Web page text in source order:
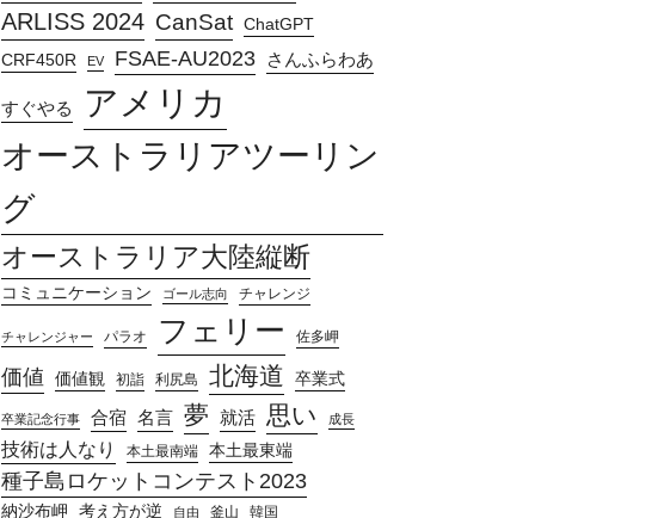
ARLISS 2024 CanSat
ChatGPT
CRF450R
EV FSAE-AU2023 さんふらわあ
すぐやる アメリカ
オーストラリアツーリン
グ
オーストラリア大陸縦断
コミュニケーション ゴール志向 チャレンジ
チャレンジャー パラオ フェリー 佐多岬
価値 価値観 初詣 利尻島 北海道 卒業式
卒業記念行事 合宿 名言 夢 就活 思い 成長
技術は人なり 本土最南端 本土最東端
種子島ロケットコンテスト2023
納沙布岬 考え方が逆 自由 釜山 韓国